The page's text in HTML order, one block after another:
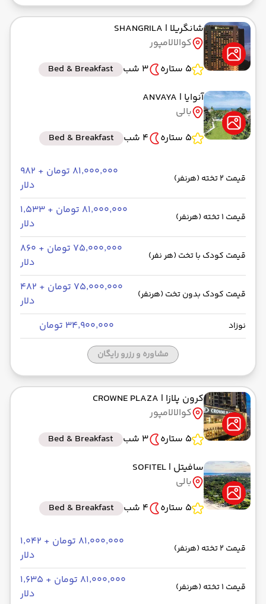
شانگریلا | SHANGRILA
کوالالامپور
5 ستاره
3 شب
Bed & Breakfast
آنوایا | ANVAYA
بالی
5 ستاره
4 شب Bed & Breakfast
قیمت 2 تخته (هرنفر)
۸۱٬۰۰۰٬۰۰۰ تومان + ۹۸۲
دلار
قیمت 1 تخته (هرنفر)
۸۱٬۰۰۰٬۰۰۰ تومان + ۱٬۵۳۳
دلار
قیمت کودک با تخت (هر نفر)
۷۵٬۰۰۰٬۰۰۰ تومان + ۸۶۰
دلار
قیمت کودک بدون تخت (هرنفر)
۷۵٬۰۰۰٬۰۰۰ تومان + ۴۸۲
دلار
نوزاد ۳۴٬۹۰۰٬۰۰۰ تومان
مشاوره و رزرو رایگان
کرون پلازا | CROWNE PLAZA
کوالالامپور
5 ستاره
3 شب
Bed & Breakfast
سافیتل | SOFITEL
بالی
5 ستاره
4 شب Bed & Breakfast
قیمت 2 تخته (هرنفر)
۸۱٬۰۰۰٬۰۰۰ تومان + ۱٬۰۴۲
دلار
قیمت 1 تخته (هرنفر)
۸۱٬۰۰۰٬۰۰۰ تومان + ۱٬۶۳۵
دلار